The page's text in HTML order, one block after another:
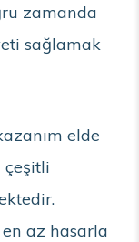
zamanda
sağlamak
elde
çeşitli
az hasarla